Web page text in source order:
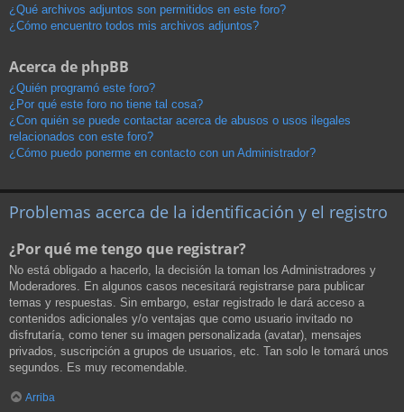
¿Qué archivos adjuntos son permitidos en este foro?
¿Cómo encuentro todos mis archivos adjuntos?
Acerca de phpBB
¿Quién programó este foro?
¿Por qué este foro no tiene tal cosa?
¿Con quién se puede contactar acerca de abusos o usos ilegales
relacionados con este foro?
¿Cómo puedo ponerme en contacto con un Administrador?
Problemas acerca de la identificación y el registro
¿Por qué me tengo que registrar?
No está obligado a hacerlo, la decisión la toman los Administradores y
Moderadores. En algunos casos necesitará registrarse para publicar
temas y respuestas. Sin embargo, estar registrado le dará acceso a
contenidos adicionales y/o ventajas que como usuario invitado no
disfrutaría, como tener su imagen personalizada (avatar), mensajes
privados, suscripción a grupos de usuarios, etc. Tan solo le tomará unos
segundos. Es muy recomendable.
Arriba